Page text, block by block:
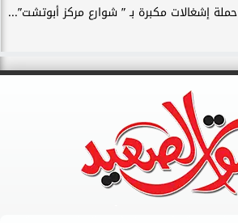
حملة إشغالات مكبرة بـ ” شوارع مركز أبوتشت”...